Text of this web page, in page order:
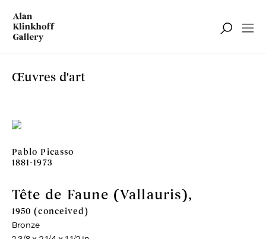
Œuvres d'art
Pablo Picasso
1881-1973
Tête de Faune (Vallauris),
1950 (conceived)
Bronze